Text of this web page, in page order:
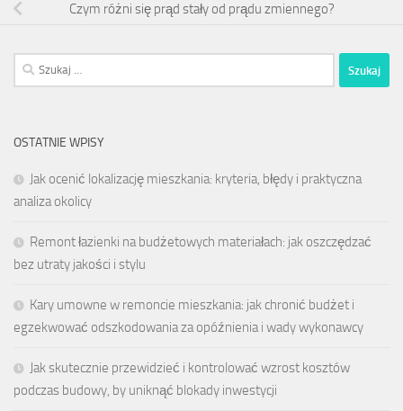
Czym różni się prąd stały od prądu zmiennego?
Szukaj:
OSTATNIE WPISY
Jak ocenić lokalizację mieszkania: kryteria, błędy i praktyczna
analiza okolicy
Remont łazienki na budżetowych materiałach: jak oszczędzać
bez utraty jakości i stylu
Kary umowne w remoncie mieszkania: jak chronić budżet i
egzekwować odszkodowania za opóźnienia i wady wykonawcy
Jak skutecznie przewidzieć i kontrolować wzrost kosztów
podczas budowy, by uniknąć blokady inwestycji